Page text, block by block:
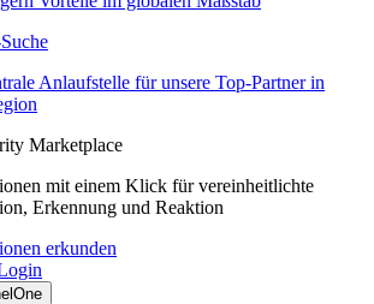
Anlaufstelle für unsere Top-Partner in
Marketplace
mit einem Klick für vereinheitlichte
Erkennung und Reaktion
erkunden